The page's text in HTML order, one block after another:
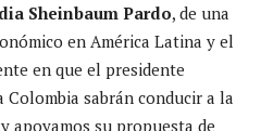
Sheinbaum Pardo, de una
en América Latina y el
en que el presidente
sabrán conducir a la
apoyamos su propuesta de